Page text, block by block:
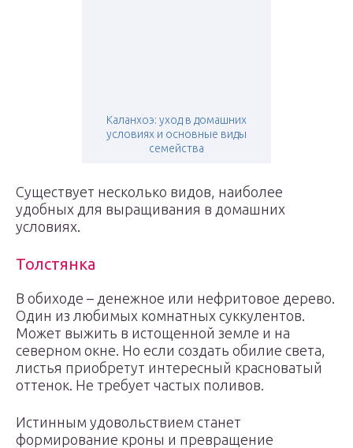
Каланхоэ: уход в домашних
условиях и основные виды
семейства
Существует несколько видов, наиболее
удобных для выращивания в домашних
условиях.
Толстянка
В обиходе – денежное или нефритовое дерево.
Один из любимых комнатных суккулентов.
Может выжить в истощенной земле и на
северном окне. Но если создать обилие света,
листья приобретут интересный красноватый
оттенок. Не требует частых поливов.
Истинным удовольствием станет
формирование кроны и превращение